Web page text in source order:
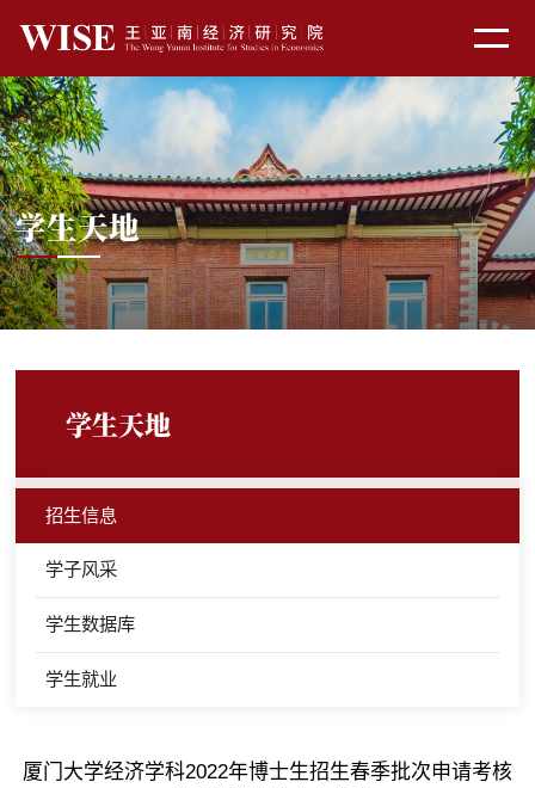
学生天地
学生天地
招生信息
学子风采
学生数据库
学生就业
厦门大学经济学科2022年博士生招生春季批次申请考核